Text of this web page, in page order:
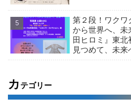
第２段！ワクワ
から世界へ、未
田ヒロミ』東北
見つめて、未来
カ テゴリー